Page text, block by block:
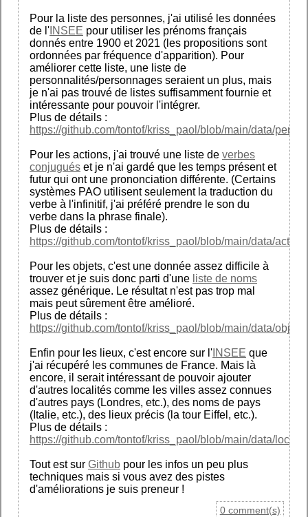
Pour la liste des personnes, j'ai utilisé les données
de l' INSEE pour utiliser les prénoms français
donnés entre 1900 et 2021 (les propositions sont
ordonnées par fréquence d'apparition). Pour
améliorer cette liste, une liste de
personnalités/personnages seraient un plus, mais
je n'ai pas trouvé de listes suffisamment fournie et
intéressante pour pouvoir l'intégrer.
Plus de détails :
https://github.com/tontof/kriss_paol/blob/main/data/
Pour les actions, j'ai trouvé une liste de verbes
conjugués et je n'ai gardé que les temps présent et
futur qui ont une prononciation différente. (Certains
systèmes PAO utilisent seulement la traduction du
verbe à l'infinitif, j'ai préféré prendre le son du
verbe dans la phrase finale).
Plus de détails :
https://github.com/tontof/kriss_paol/blob/main/data/
Pour les objets, c'est une donnée assez difficile à
trouver et je suis donc parti d'une liste de noms
assez générique. Le résultat n'est pas trop mal
mais peut sûrement être amélioré.
Plus de détails :
https://github.com/tontof/kriss_paol/blob/main/data/
Enfin pour les lieux, c'est encore sur l' INSEE que
j'ai récupéré les communes de France. Mais là
encore, il serait intéressant de pouvoir ajouter
d'autres localités comme les villes assez connues
d'autres pays (Londres, etc.), des noms de pays
(Italie, etc.), des lieux précis (la tour Eiffel, etc.).
Plus de détails :
https://github.com/tontof/kriss_paol/blob/main/data/
Tout est sur Github pour les infos un peu plus
techniques mais si vous avez des pistes
d'améliorations je suis preneur !
0 comment(s)